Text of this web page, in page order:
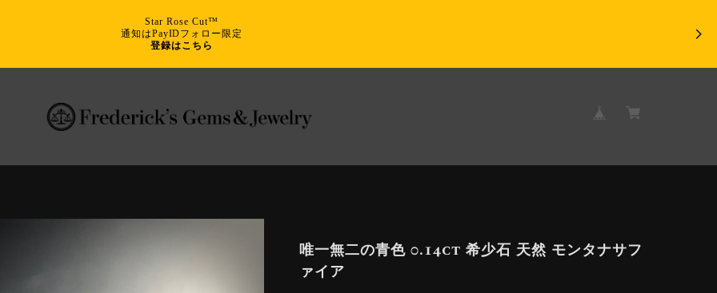
Star Rose Cut™
通知はPayIDフォロー限定
登録はこちら
唯一無二の青色 0.14ct 希少石 天然 モンタナサフ
ァイア